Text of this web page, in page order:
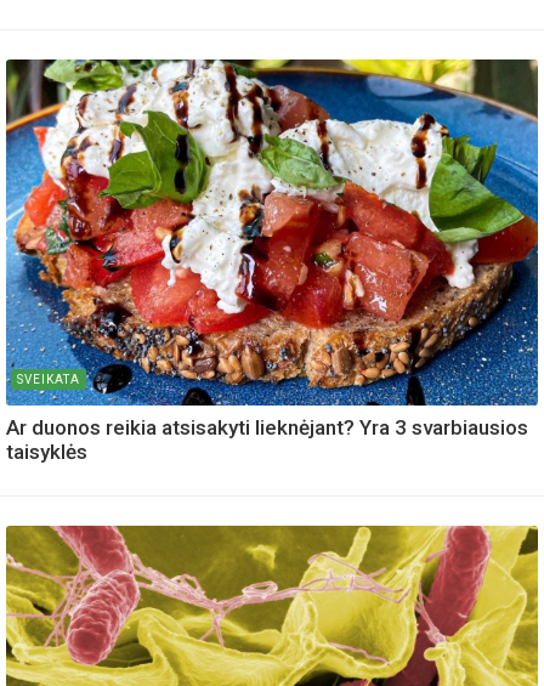
SVEIKATA
Ar duonos reikia atsisakyti lieknėjant? Yra 3 svarbiausios
taisyklės